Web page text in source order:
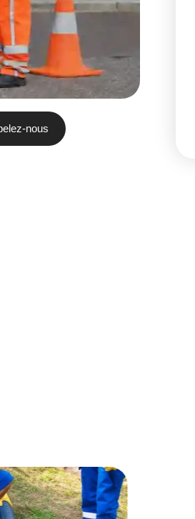
nous